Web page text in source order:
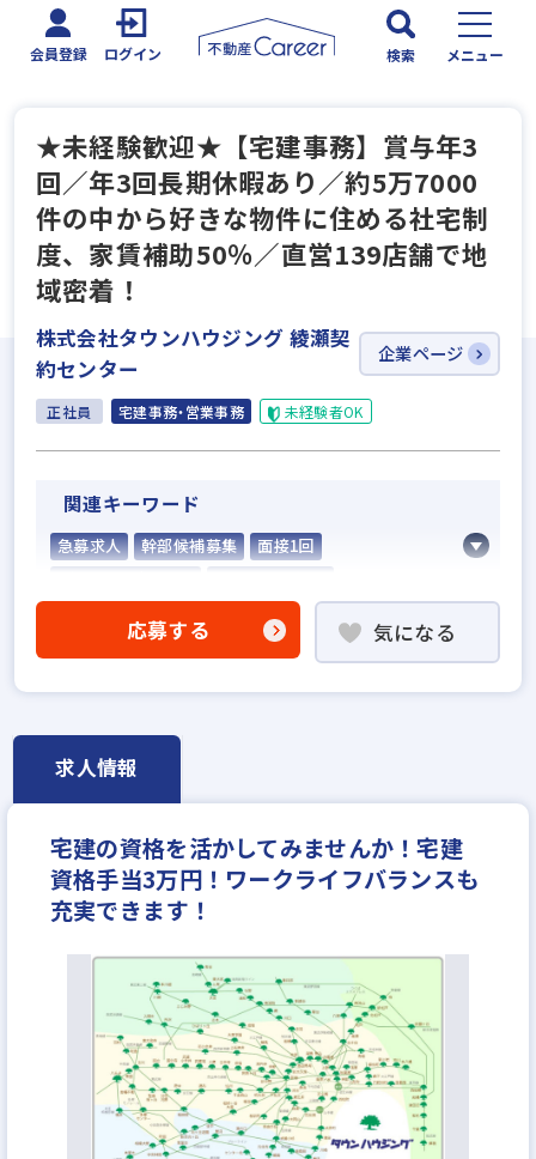
会員登録 ログイン 検索 メニュー
★未経験歓迎★【宅建事務】賞与年3
回／年3回長期休暇あり／約5万7000
件の中から好きな物件に住める社宅制
度、家賃補助50％／直営139店舗で地
域密着！
株式会社タウンハウジング 綾瀬契
約センター
企業ページ
正社員 宅建事務・営業事務 未経験者OK
関連キーワード
急募求人 幹部候補募集
面接1回
他業界の営業経験者歓迎
不動産売買仲介経験者歓迎
既卒・第2新卒歓迎
設立30年以上
自動車免許未取得でもOK
社宅・家賃補助あり
研修制度あり
転勤なし
残業少ない
女性が活躍中
ノルマ無し
離職率5％以下
休日シフト制
月平均残業20時間以内
応募する 気になる
求人情報
宅建の資格を活かしてみませんか！宅建
資格手当3万円！ワークライフバランスも
充実できます！